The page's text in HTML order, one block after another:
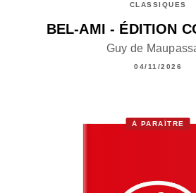
CLASSIQUES
BEL-AMI - ÉDITION
Guy de
04/11/2026
À PARAÎTRE